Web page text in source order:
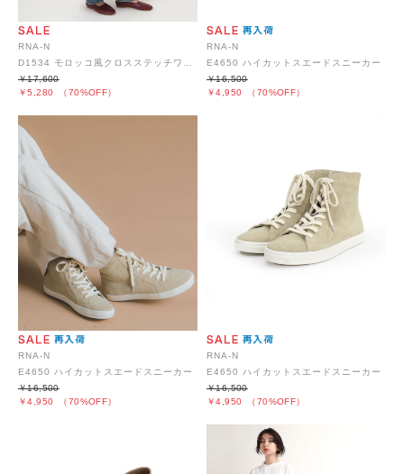
RNA-N
￥5,280 （70%OFF）
￥17,600
RNA-N
E4650 ハイカットスエードスニーカー
￥4,950 （70%OFF）
￥16,500
RNA-N
E4650 ハイカットスエードスニーカー
￥4,950 （70%OFF）
￥16,500
RNA-N
E4650 ハイカットスエードスニーカー
￥4,950 （70%OFF）
￥16,500